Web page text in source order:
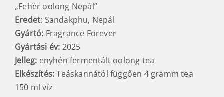
„Fehér oolong Nepál”
Eredet: Sandakphu, Nepál
Gyártó: Fragrance Forever
Gyártási év: 2025
Jelleg: enyhén fermentált oolong tea
Elkészítés:Teáskannától függően 4 gramm tea
150 ml víz